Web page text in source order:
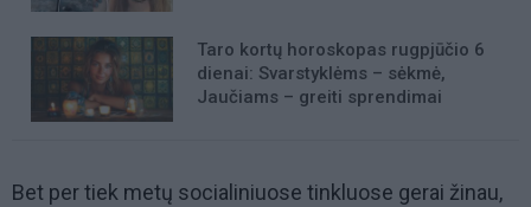
Taro kortų horoskopas rugpjūčio 6
dienai: Svarstyklėms – sėkmė,
Jaučiams – greiti sprendimai
Bet per tiek metų socialiniuose tinkluose gerai žinau,